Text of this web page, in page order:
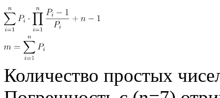
Количество проcтых